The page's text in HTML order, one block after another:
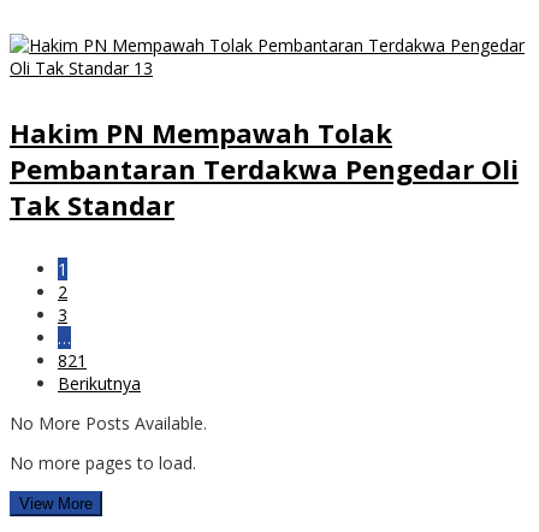
Hakim PN Mempawah Tolak
Pembantaran Terdakwa Pengedar Oli
Tak Standar
1
2
3
…
821
Berikutnya
No More Posts Available.
No more pages to load.
View More